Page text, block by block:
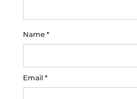
Name *
Email *